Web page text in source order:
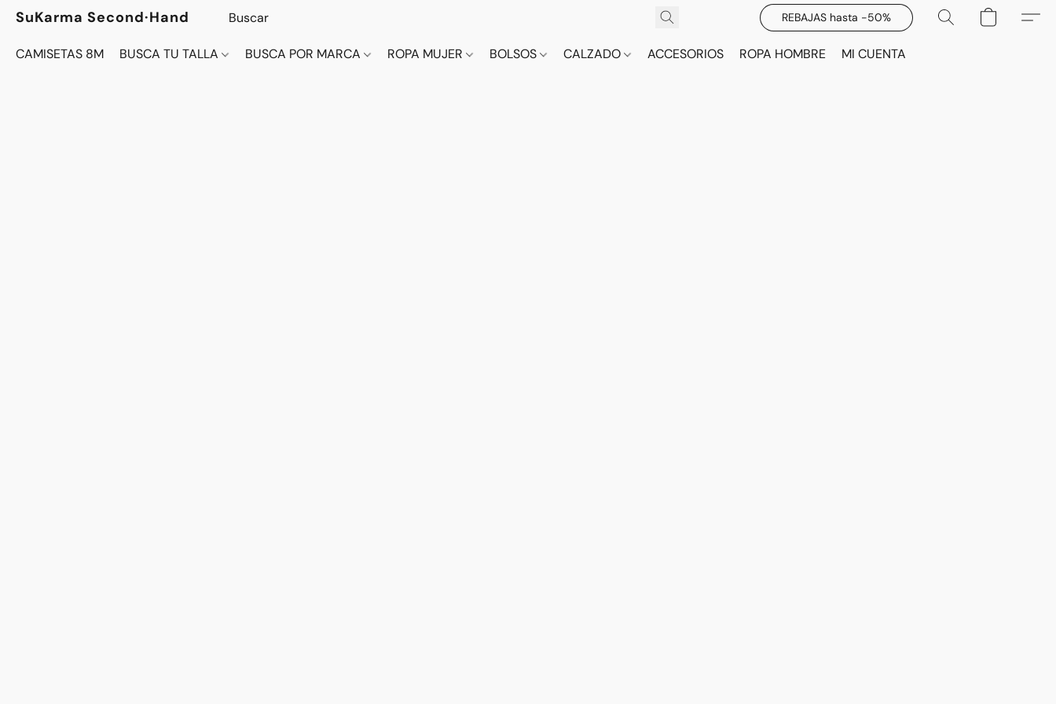
SuKarma Second·Hand REBAJAS hasta -50%
CAMISETAS 8M BUSCA TU TALLA BUSCA POR MARCA ROPA MUJER BOLSOS CALZADO ACCESORIOS ROPA HOMBRE MI CUENTA